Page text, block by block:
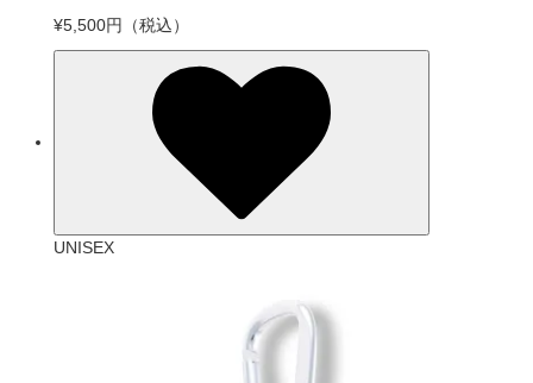
¥5,500円
（税込）
UNISEX